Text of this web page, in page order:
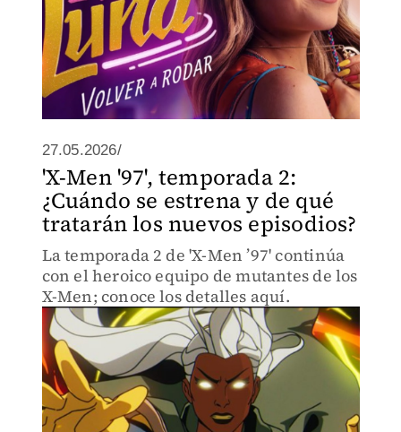
27.05.2026/
'X-Men '97', temporada 2:
¿Cuándo se estrena y de qué
tratarán los nuevos episodios?
La temporada 2 de 'X-Men ’97' continúa
con el heroico equipo de mutantes de los
X-Men; conoce los detalles aquí.